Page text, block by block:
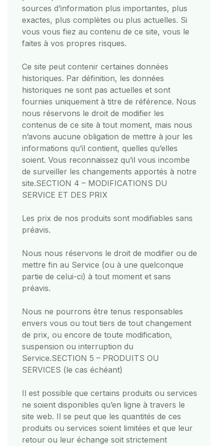
sources d’information plus importantes, plus
exactes, plus complètes ou plus actuelles. Si
vous vous fiez au contenu de ce site, vous le
faites à vos propres risques.
Ce site peut contenir certaines données
historiques. Par définition, les données
historiques ne sont pas actuelles et sont
fournies uniquement à titre de référence. Nous
nous réservons le droit de modifier les
contenus de ce site à tout moment, mais nous
n’avons aucune obligation de mettre à jour les
informations qu’il contient, quelles qu’elles
soient. Vous reconnaissez qu’il vous incombe
de surveiller les changements apportés à notre
site.SECTION 4 – MODIFICATIONS DU
SERVICE ET DES PRIX
Les prix de nos produits sont modifiables sans
préavis.
Nous nous réservons le droit de modifier ou de
mettre fin au Service (ou à une quelconque
partie de celui-ci) à tout moment et sans
préavis.
Nous ne pourrons être tenus responsables
envers vous ou tout tiers de tout changement
de prix, ou encore de toute modification,
suspension ou interruption du
Service.SECTION 5 – PRODUITS OU
SERVICES (le cas échéant)
Il est possible que certains produits ou services
ne soient disponibles qu’en ligne à travers le
site web. Il se peut que les quantités de ces
produits ou services soient limitées et que leur
retour ou leur échange soit strictement